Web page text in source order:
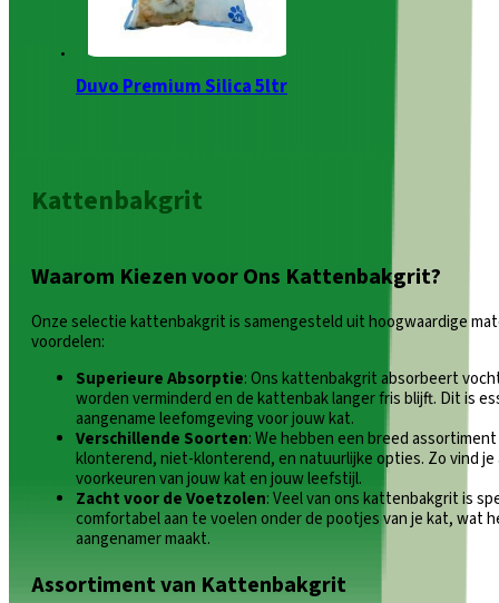
Duvo Premium Silica 5ltr
Kattenbakgrit
Waarom Kiezen voor Ons Kattenbakgrit?
Onze selectie kattenbakgrit is samengesteld uit hoogwaardige
voordelen:
Superieure Absorptie: Ons kattenbakgrit absorbeert
worden verminderd en de kattenbak langer fris blijft. Dit is
aangename leefomgeving voor jouw kat.
Verschillende Soorten: We hebben een breed
klonterend, niet-klonterend, en natuurlijke opties. Zo vind
voorkeuren van jouw kat en jouw leefstijl.
Zacht voor de Voetzolen: Veel van ons kattenbakgrit is
comfortabel aan te voelen onder de pootjes van je kat, wat
aangenamer maakt.
Assortiment van Kattenbakgrit